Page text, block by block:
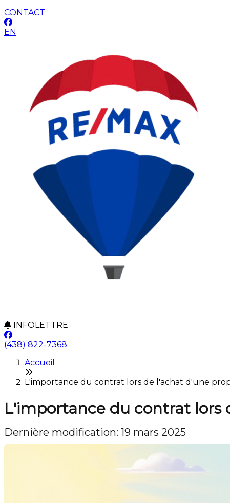
CONTACT
EN
INFOLETTRE
(438) 822-7368
Accueil
L'importance du contrat lors de l'achat d'une
L'importance du contrat lors
Dernière modification: 19 mars 2025